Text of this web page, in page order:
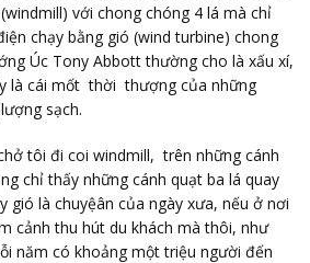
với chong chóng 4 lá mà chỉ
chạy bằng gió (wind turbine) chong
Úc Tony Abbott thường cho là xấu xí,
là cái mốt thời thượng của những
sạch.
tôi đi coi windmill, trên những cánh
chỉ thấy những cánh quạt ba lá quay
gió là chuyệân của ngày xưa, nếu ở nơi
cảnh thu hút du khách mà thôi, như
năm có khoảng một triệu người đến